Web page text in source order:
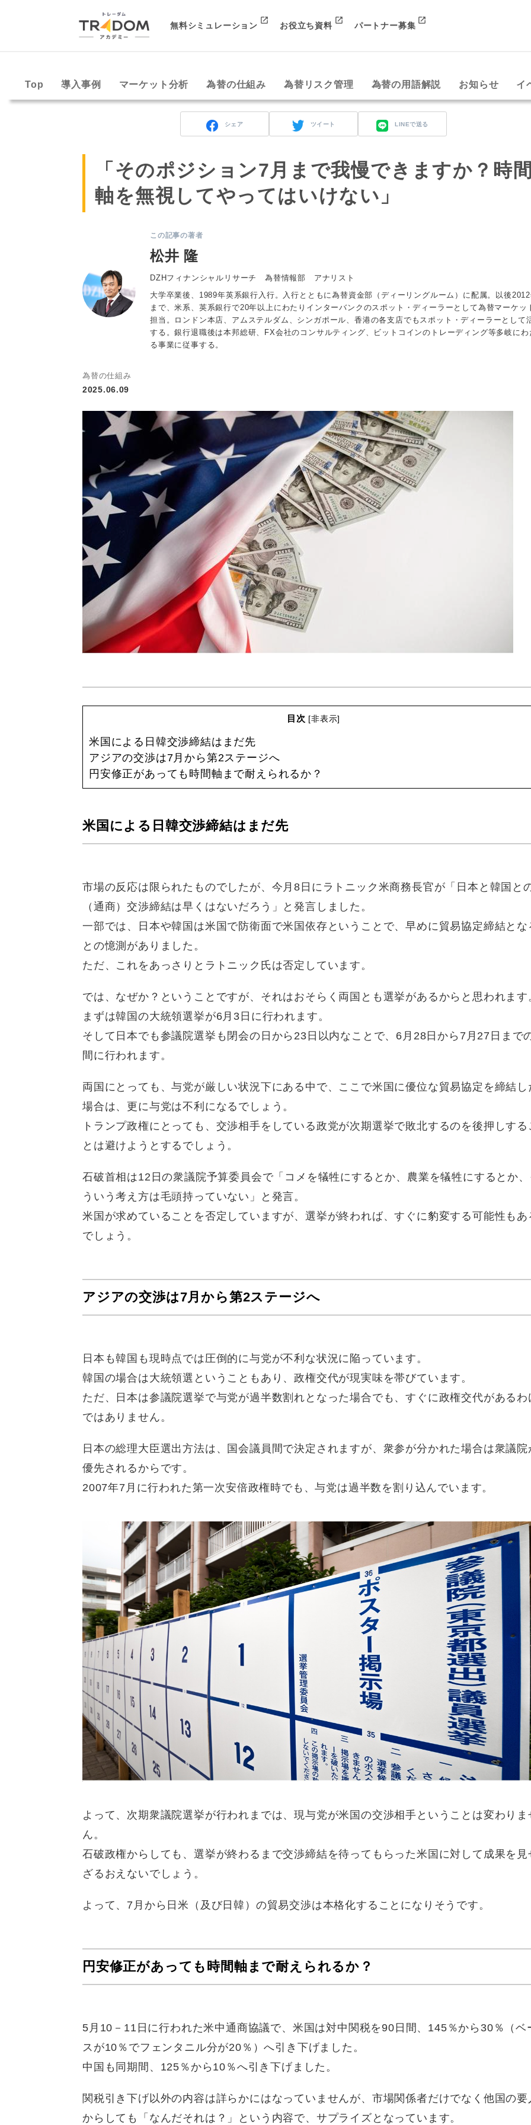
無料シミュレーション お役立ち資料 パートナー募集
Top 導入事例 マーケット分析 為替の仕組み 為替リスク管理 為替の用語解説 お知らせ イ
シェア ツイート LINEで送る
「そのポジション7月まで我慢できますか？時
軸を無視してやってはいけない」
この記事の著者
松井 隆
DZHフィナンシャルリサーチ 為替情報部 アナリスト
大学卒業後、1989年英系銀行入行。入行とともに為替資金部（ディーリングルーム）に配属。以後
まで、米系、英系銀行で20年以上にわたりインターバンクのスポット・ディーラーとして為替マーケッ
担当。ロンドン本店、アムステルダム、シンガポール、香港の各支店でもスポット・ディーラーとして
する。銀行退職後は本邦総研、FX会社のコンサルティング、ビットコインのトレーディング等多岐にわ
る事業に従事する。
為替の仕組み
2025.06.09
目次 [非表示]
米国による日韓交渉締結はまだ先
アジアの交渉は7月から第2ステージへ
円安修正があっても時間軸まで耐えられるか？
米国による日韓交渉締結はまだ先
市場の反応は限られたものでしたが、今月8日にラトニック米商務長官が「日本と韓国と
（通商）交渉締結は早くはないだろう」と発言しました。
一部では、日本や韓国は米国で防衛面で米国依存ということで、早めに貿易協定締結とな
との憶測がありました。
ただ、これをあっさりとラトニック氏は否定しています。
では、なぜか？ということですが、それはおそらく両国とも選挙があるからと思われます
まずは韓国の大統領選挙が6月3日に行われます。
そして日本でも参議院選挙も閉会の日から23日以内なことで、6月28日から7月27日まで
間に行われます。
両国にとっても、与党が厳しい状況下にある中で、ここで米国に優位な貿易協定を締結し
場合は、更に与党は不利になるでしょう。
トランプ政権にとっても、交渉相手をしている政党が次期選挙で敗北するのを後押しする
とは避けようとするでしょう。
石破首相は12日の衆議院予算委員会で「コメを犠牲にするとか、農業を犠牲にするとか
ういう考え方は毛頭持っていない」と発言。
米国が求めていることを否定していますが、選挙が終われば、すぐに豹変する可能性もあ
でしょう。
アジアの交渉は7月から第2ステージへ
日本も韓国も現時点では圧倒的に与党が不利な状況に陥っています。
韓国の場合は大統領選ということもあり、政権交代が現実味を帯びています。
ただ、日本は参議院選挙で与党が過半数割れとなった場合でも、すぐに政権交代があるわ
ではありません。
日本の総理大臣選出方法は、国会議員間で決定されますが、衆参が分かれた場合は衆議院
優先されるからです。
2007年7月に行われた第一次安倍政権時でも、与党は過半数を割り込んでいます。
よって、次期衆議院選挙が行われまでは、現与党が米国の交渉相手ということは変わりま
ん。
石破政権からしても、選挙が終わるまで交渉締結を待ってもらった米国に対して成果を見
ざるおえないでしょう。
よって、7月から日米（及び日韓）の貿易交渉は本格化することになりそうです。
円安修正があっても時間軸まで耐えられるか？
5月10－11日に行われた米中通商協議で、米国は対中関税を90日間、145％から30％（ベ
スが10％でフェンタニル分が20％）へ引き下げました。
中国も同期間、125％から10％へ引き下げました。
関税引き下げ以外の内容は詳らかにはなっていませんが、市場関係者だけでなく他国の要
からしても「なんだそれは？」という内容で、サプライズとなっています。